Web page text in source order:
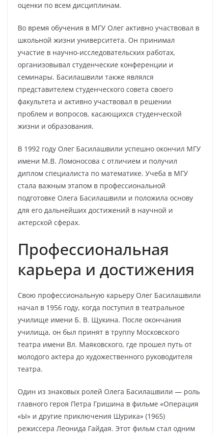
оценки по всем дисциплинам.
Во время обучения в МГУ Олег активно участвовал в
школьной жизни университета. Он принимал
участие в научно-исследовательских работах,
организовывал студенческие конференции и
семинары. Басилашвили также являлся
представителем студенческого совета своего
факультета и активно участвовал в решении
проблем и вопросов, касающихся студенческой
жизни и образования.
В 1992 году Олег Басилашвили успешно окончил МГУ
имени М.В. Ломоносова с отличием и получил
диплом специалиста по математике. Учеба в МГУ
стала важным этапом в профессиональной
подготовке Олега Басилашвили и положила основу
для его дальнейших достижений в научной и
актерской сферах.
Профессиональная
карьера и достижения
Свою профессиональную карьеру Олег Басилашвили
начал в 1956 году, когда поступил в театральное
училище имени Б. В. Щукина. После окончания
училища, он был принят в труппу Московского
театра имени Вл. Маяковского, где прошел путь от
молодого актера до художественного руководителя
театра.
Один из знаковых ролей Олега Басилашвили — роль
главного героя Петра Гришина в фильме «Операция
«Ы» и другие приключения Шурика» (1965)
режиссера Леонида Гайдая. Этот фильм стал одним